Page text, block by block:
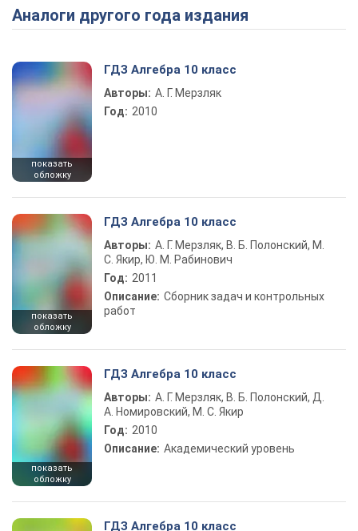
Play Video
Аналоги другого года издания
показать
обложку
ГДЗ Алгебра 10 класс
Авторы: А. Г. Мерзляк
Год: 2010
показать
обложку
ГДЗ Алгебра 10 класс
Авторы: А. Г. Мерзляк, В. Б. Полонский, М.
С. Якир, Ю. М. Рабинович
Год: 2011
Описание: Сборник задач и контрольных
работ
показать
обложку
ГДЗ Алгебра 10 класс
Авторы: А. Г. Мерзляк, В. Б. Полонский, Д.
А. Номировский, М. С. Якир
Год: 2010
Описание: Академический уровень
ГДЗ Алгебра 10 класс